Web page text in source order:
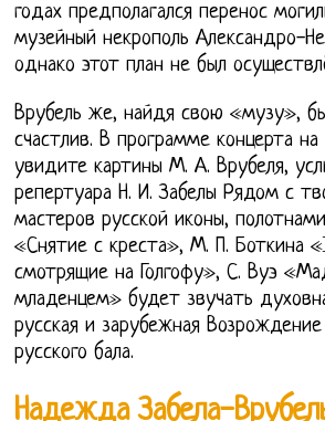
годах предполагался перенос
музейный некрополь Александро-
однако этот план не был
Врубель же, найдя свою «музу»,
счастлив. В программе концерта на
увидите картины М. А. Врубеля,
репертуара Н. И. Забелы Рядом с
мастеров русской иконы,
«Снятие с креста», М. П. Боткина
смотрящие на Голгофу», С. Вуэ
младенцем» будет звучать
русская и зарубежная
русского бала.
Надежда Забела-